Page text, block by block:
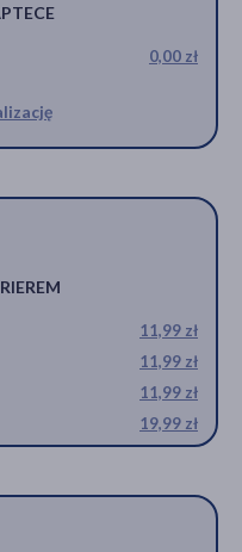
0,00 zł
11,99 zł
11,99 zł
11,99 zł
19,99 zł